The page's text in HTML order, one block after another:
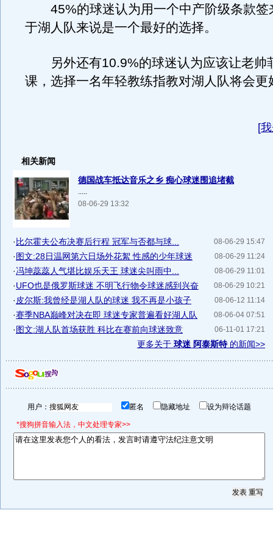
45%的球迷认为用一个中产阶级条款签
于湖人队来说是一个最好的选择。
另外还有10.9%的球迷认为应该让老帅
课，选择一名年轻教练指教对湖人队将会更
[
相关新闻
德国战车抵达音乐之乡 痴心球迷围追堵截
.....
08-06-29 13:32
08-06-29 15:47
· 比尔霍夫公布决赛后行程 冠军与否都与球...
08-06-29 11:24
·图文:28日温网第六日场外花絮 性感的少年球迷
08-06-29 11:01
·冯坤蕊蕊人气堪比娱乐天王 球迷尖叫雨中...
08-06-29 10:21
·UFO也是俄罗斯球迷 不明飞行物令球迷感到兴奋
08-06-12 11:14
· 皮尔斯:我曾经是湖人队的球迷 我不再是小孩子
08-06-04 07:51
·赛季NBA巅峰对决在即 球迷专家普遍看好湖人队
06-11-01 17:21
·图文:湖人队首场获胜 科比在赛前向球迷致意
更多关于 球迷 阿泰斯特的新闻>>
用户： 匿名 隐藏地址 设为辩论话题
*搜狗拼音输入法，中文处理专家>>